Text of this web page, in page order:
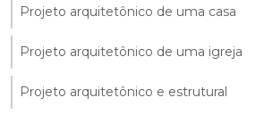
Projeto arquitetônico de uma casa
Projeto arquitetônico de uma igreja
Projeto arquitetônico e estrutural